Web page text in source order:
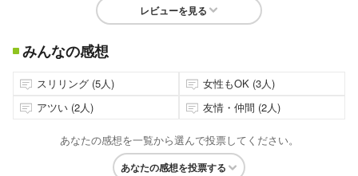
レビューを見る
みんなの感想
スリリング (5人)
女性もOK (3人)
アツい (2人)
友情・仲間 (2人)
あなたの感想を一覧から選んで投票してください。
あなたの感想を投票する